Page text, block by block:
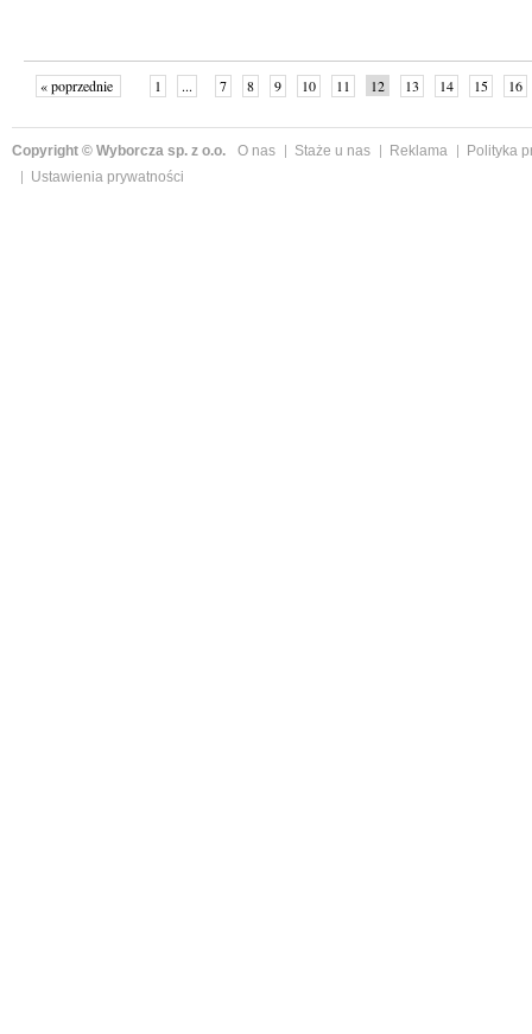
« poprzednie 1 ... 7 8 9 10 11 12 13 14 15 16
Copyright © Wyborcza sp. z o.o. O nas Staże u nas Reklama
Polityka
Ustawienia prywatności